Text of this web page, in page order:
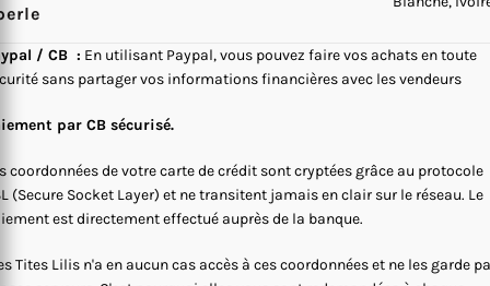
/ CB : En utilisant Paypal, vous pouvez faire vos achats en toute
sans partager vos informations financières avec les vendeurs
par CB sécurisé.
coordonnées de votre carte de crédit sont cryptées grâce au protocole
(Secure Socket Layer) et ne transitent jamais en clair sur le réseau. Le
est directement effectué auprès de la banque.
Tites Lilis n'a en aucun cas accès à ces coordonnées et ne les garde